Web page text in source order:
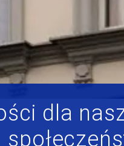
dla